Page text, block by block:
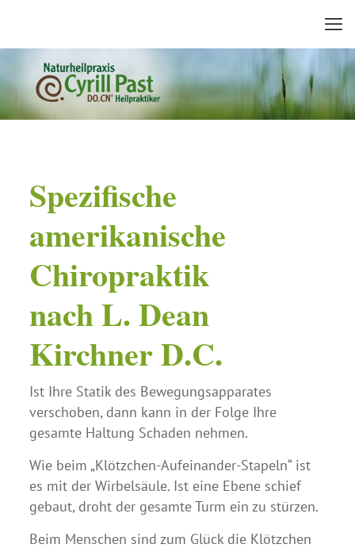
Spezifische
amerikanische
Chiropraktik­­
nach L. Dean
Kirchner D.C.
Ist Ihre Statik des Bewegungsapparates
verschoben, dann kann in der Folge Ihre
gesamte Haltung Schaden nehmen.
Wie beim „Klötzchen-Aufeinander-Stapeln“ ist
es mit der Wirbelsäule. Ist eine Ebene schief
gebaut, droht der gesamte Turm ein zu stürzen.
Beim Menschen sind zum Glück die Klötzchen